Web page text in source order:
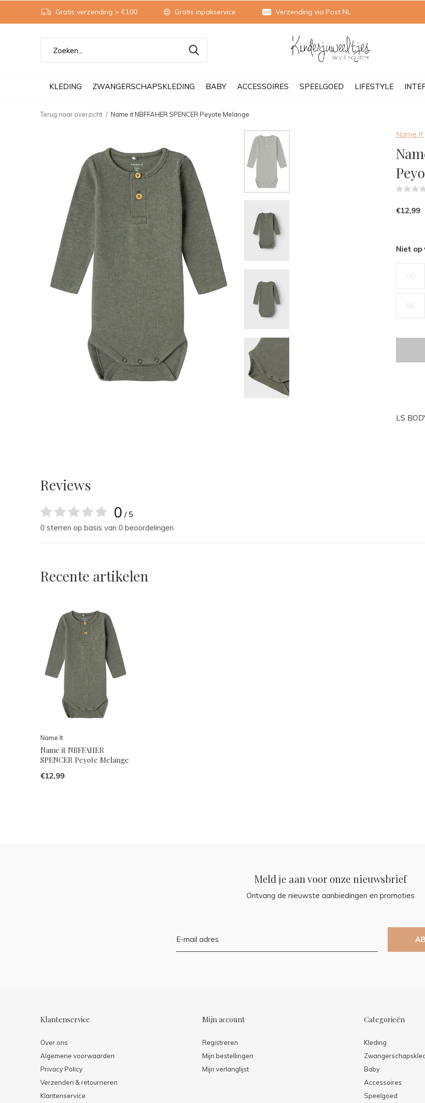
KLEDING ZWANGERSCHAPSKLEDING BABY ACCESSOIRES SPEELGOED LIFESTYLE
Gratis verzending > €100 Gratis inpakservice Verzending via Post NL
Terug naar overzicht Name it NBFFAHER SPENCER Peyote Melange
Name It
€12,99
Niet op
50
86
LS
Reviews
0 / 5
0 sterren op basis van 0 beoordelingen
Recente artikelen
Name It
Name it NBFFAHER
SPENCER Peyote Melange
€12,99
Meld je aan voor onze nieuwsbrief
Ontvang de nieuwste aanbiedingen en promoties
Klantenservice
Over ons
Algemene voorwaarden
Privacy Policy
Verzenden & retourneren
Klantenservice
Mijn account
Registreren
Mijn bestellingen
Mijn verlanglijst
Categorieën
Kleding
Baby
Accessoires
Speelgoed